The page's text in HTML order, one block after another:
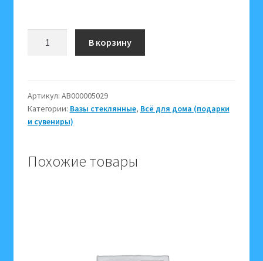
018
005029
(примерная
см,
В корзину
Артикул: АВ000005029
Категории: Вазы стеклянные, Всё для дома (подарки
и сувениры)
Похожие товары